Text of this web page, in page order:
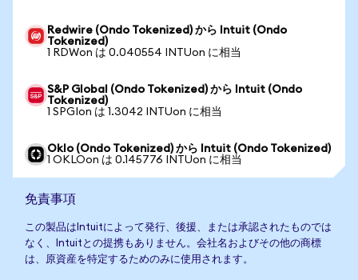
Redwire (Ondo Tokenized) から Intuit (Ondo
Tokenized)
1 RDWon は 0.040554 INTUon に相当
S&P Global (Ondo Tokenized) から Intuit (Ondo
Tokenized)
1 SPGIon は 1.3042 INTUon に相当
Oklo (Ondo Tokenized) から Intuit (Ondo Tokenized)
1 OKLOon は 0.145776 INTUon に相当
免責事項
この製品はIntuitによって発行、後援、または承認されたものでは
なく、Intuitとの提携もありません。会社名およびその他の商標
は、原資産を特定するためのみに使用されます。